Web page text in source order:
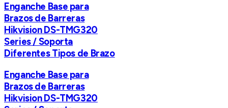
Enganche Base para
Brazos de Barreras
Hikvision DS-TMG320
Series / Soporta
Diferentes Tipos de Brazo
Enganche Base para
Brazos de Barreras
Hikvision DS-TMG320